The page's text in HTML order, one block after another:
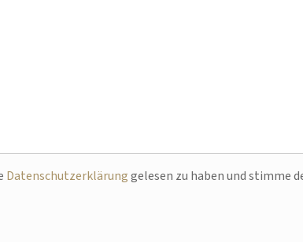
Datenschutzerklärunggelesen zu haben und stimme